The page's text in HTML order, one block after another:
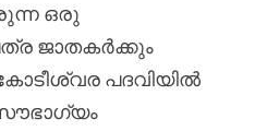
ഒരു
ജാതകർക്കും
പദവിയിൽ